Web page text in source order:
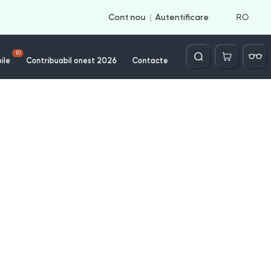
Cont nou Autentificare RO
10
Contribuabil onest 2026 Contacte
Căutare